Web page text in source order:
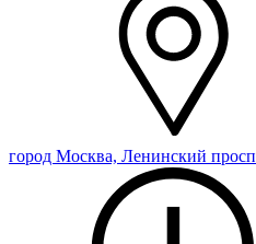
город Москва, Ленинский